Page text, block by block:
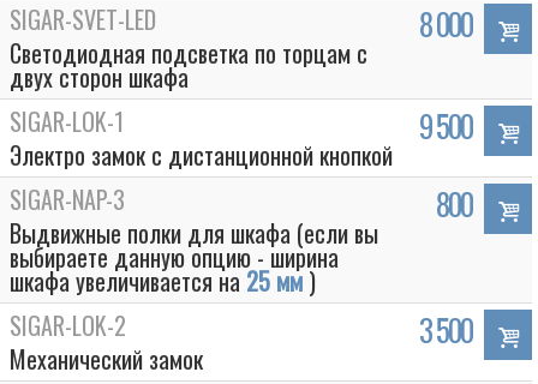
SIGAR-SVET-LED
Светодиодная подсветка по торцам с
двух сторон шкафа
8 000
SIGAR-LOK-1
Электро замок с дистанционной кнопкой
9 500
SIGAR-NAP-3
Выдвижные полки для шкафа (если вы
выбираете данную опцию - ширина
шкафа увеличивается на 25 мм )
800
SIGAR-LOK-2
Механический замок
3 500